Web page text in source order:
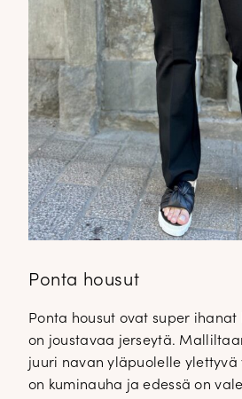
Ponta housut
Ponta housut ovat super
on joustavaa jerseytä.
juuri navan yläpuolelle ylettyvä
on kuminauha ja edessä on